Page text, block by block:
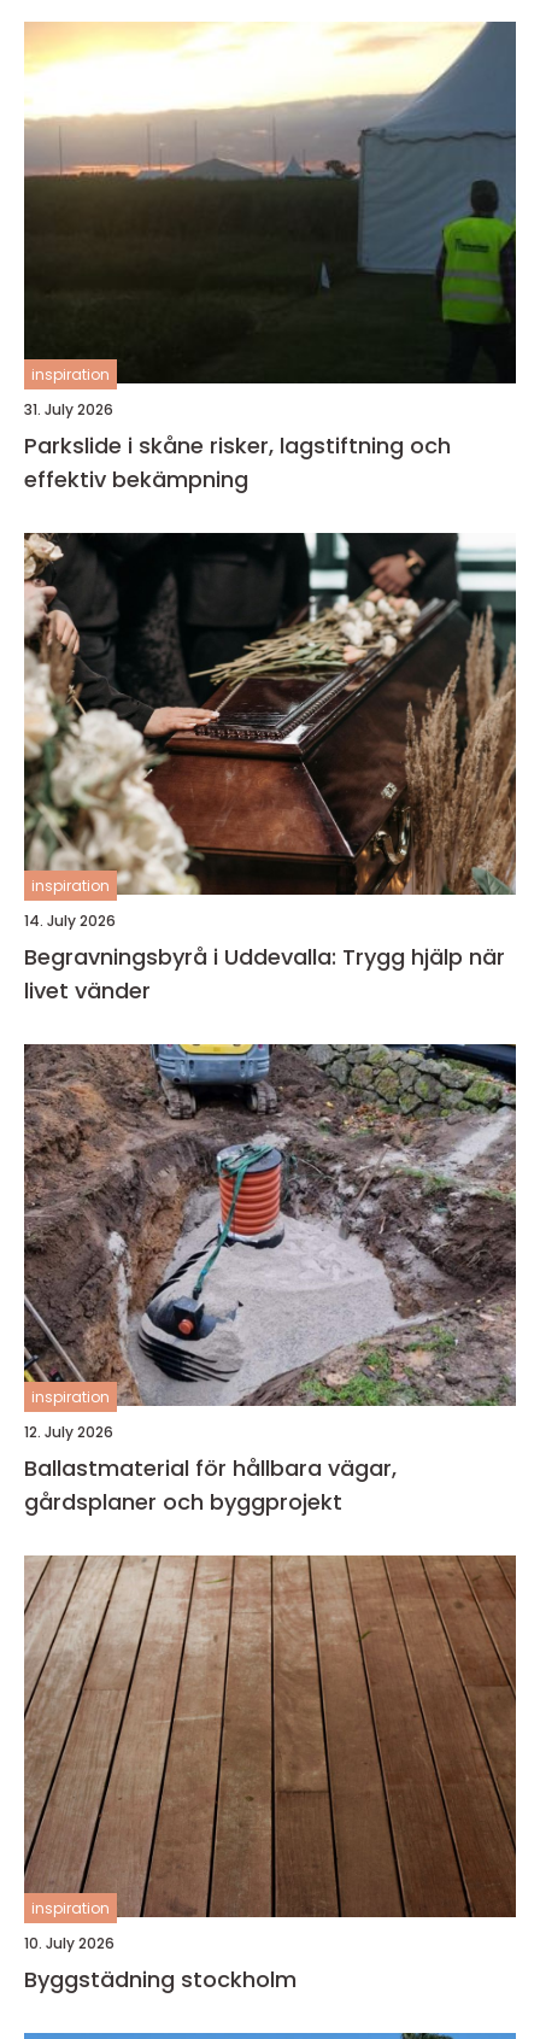
inspiration
31. July 2026
Parkslide i skåne risker, lagstiftning och
effektiv bekämpning
inspiration
14. July 2026
Begravningsbyrå i Uddevalla: Trygg hjälp när
livet vänder
inspiration
12. July 2026
Ballastmaterial för hållbara vägar,
gårdsplaner och byggprojekt
inspiration
10. July 2026
Byggstädning stockholm